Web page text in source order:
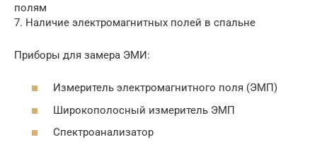
полям
7. Наличие электромагнитных полей в спальне
Приборы для замера ЭМИ:
Измеритель электромагнитного поля (ЭМП)
Широкополосный измеритель ЭМП
Спектроанализатор